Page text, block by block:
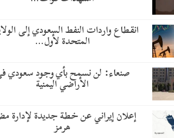
انقطاع واردات النفط السعودي إلى
المتحدة لأول…
صنعاء: لن نسمح بأي وجود سعودي
الأراضي اليمنية
إعلان إيراني عن خطة جديدة لإدارة
هرمز